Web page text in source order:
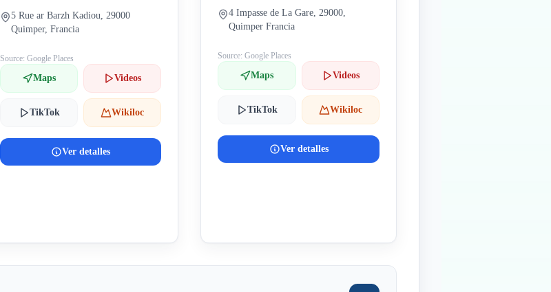
5 Rue ar Barzh Kadiou, 29000
Quimper, Francia
Source: Google Places
Maps Videos
TikTok Wikiloc
Ver detalles
4 Impasse de La Gare, 29000,
Quimper Francia
Source: Google Places
Maps Videos
TikTok Wikiloc
Ver detalles